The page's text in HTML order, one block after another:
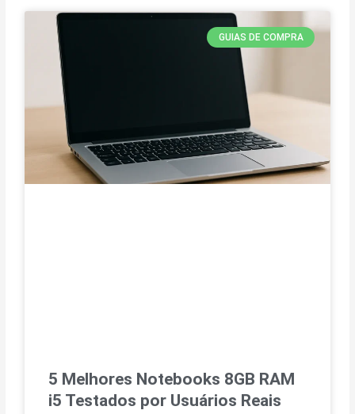
GUIAS DE COMPRA
5 Melhores Notebooks 8GB RAM
i5 Testados por Usuários Reais